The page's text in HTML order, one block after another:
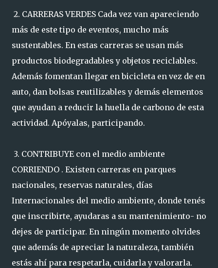
2. CARRERAS VERDES Cada vez van apareciendo
más de este tipo de eventos, mucho más
sustentables. En estas carreras se usan más
productos biodegradables y objetos reciclables.
Además fomentan llegar en bicicleta en vez de en
auto, dan bolsas reutilizables y demás elementos
que ayudan a reducir la huella de carbono de esta
actividad. Apóyalas, participando.
3. CONTRIBUYE con el medio ambiente
CORRIENDO . Existen carreras en parques
nacionales, reservas naturales, días
Internacionales del medio ambiente, donde tenés
que inscribirte, ayudaras a su mantenimiento- no
dejes de participar. En ningún momento olvides
que además de apreciar la naturaleza, también
estás ahí para respetarla, cuidarla y valorarla.